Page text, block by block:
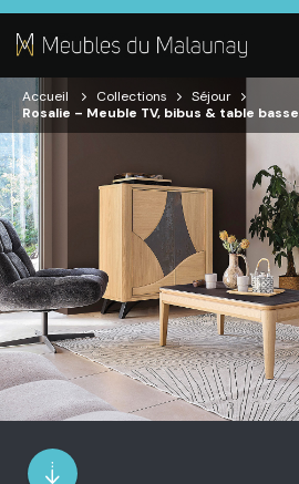
Accueil Collections
Séjour
Rosalie – Meuble TV, bibus & table basse